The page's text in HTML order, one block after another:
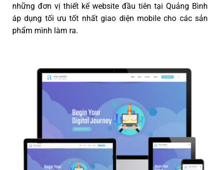
những đơn vị thiết kế website đầu tiên tại Quảng Bình
áp dụng tối ưu tốt nhất giao diện mobile cho các sản
phẩm mình làm ra.